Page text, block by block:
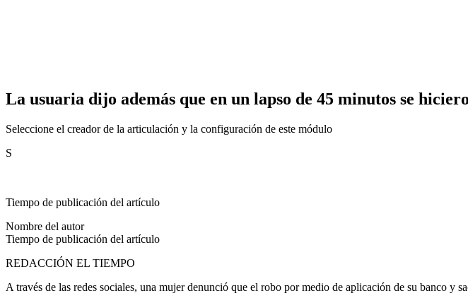
La usuaria dijo además que en un lapso de 45 minutos se
Seleccione el creador de la articulación y la configuración de este módulo
S
Tiempo de publicación del artículo
Nombre del autor
Tiempo de publicación del artículo
REDACCIÓN EL TIEMPO
A través de las redes sociales, una mujer denunció que el robo por medio de aplicación de su banco y